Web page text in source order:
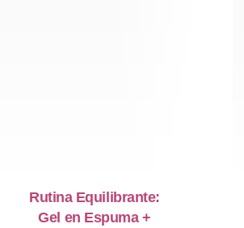
Rutina Equilibrante:
Gel en Espuma +